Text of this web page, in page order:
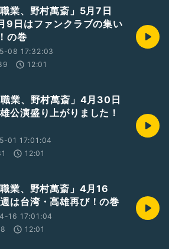
業、野村萬斎」5月7日
日はファンクラブの集い
の巻
08 17:32:03
12:01
業、野村萬斎」4月30日
公演盛り上がりました！
01 17:01:04
12:01
業、野村萬斎」4月16
は台湾・高雄再び！の巻
16 17:01:04
12:01